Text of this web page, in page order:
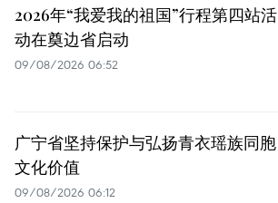
2026年“我爱我的祖国”行程第四站活
动在奠边省启动
09/08/2026 06:52
广宁省坚持保护与弘扬青衣瑶族同胞
文化价值
09/08/2026 06:12